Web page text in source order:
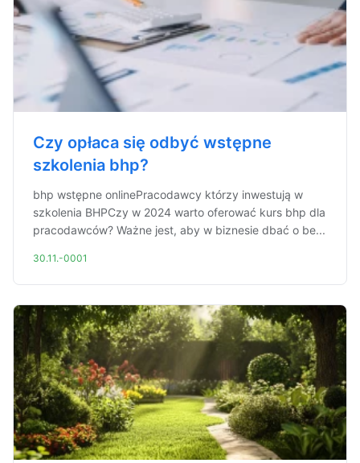
Czy opłaca się odbyć wstępne
szkolenia bhp?
bhp wstępne onlinePracodawcy którzy inwestują w
szkolenia BHPCzy w 2024 warto oferować kurs bhp dla
pracodawców? Ważne jest, aby w biznesie dbać o be...
30.11.-0001